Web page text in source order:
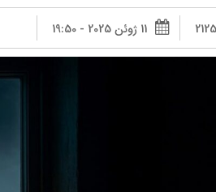
11 ژوئن 2025 - 19:50